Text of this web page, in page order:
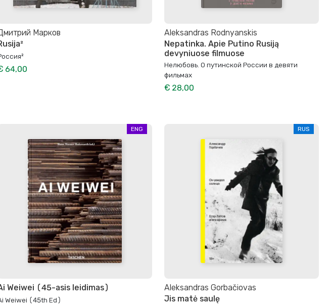
Марков
64,00
Aleksandras Rodnyanskis
Nepatinka. Apie Putino Rusiją
devyniuose filmuose
Нелюбовь. О путинской России в девяти
фильмах
€ 28,00
ENG
Weiwei (45-asis leidimas)
Weiwei (45th Ed)
RUS
Aleksandras Gorbačiovas
Jis matė saulę